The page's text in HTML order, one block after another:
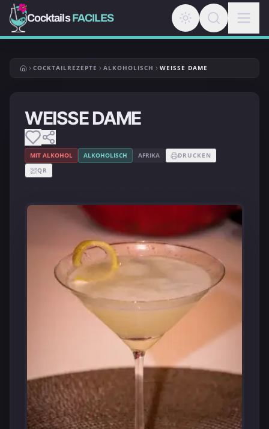
CocktailsFACILES
COCKTAILREZEPTE ALKOHOLISCH WEISSE DAME
WEISSE DAME
MIT ALKOHOL ALKOHOLISCH AFRIKA
DRUCKEN
QR